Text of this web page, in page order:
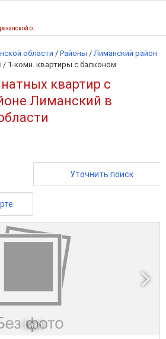
области / Районы / Лиманский район
/ 1-комн. квартиры с балконом
квартир с
Лиманский в
Уточнить поиск
1 из 1